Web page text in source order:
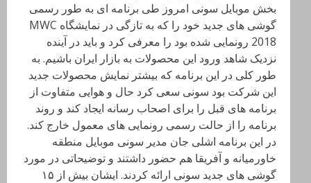
بخش موبایل سونی امروز طی برنامه ای به طور رسمی
گوشی های جدید خود را که به تازگی در نمایشگاه MWC
2018 رونمایی شده بود را معرفی کرد و باید در آینده
نزدیک شاهد ورود این محصولات به بازار ایران باشیم. به
طور کلی در این برنامه که بیشتر نمایش محصولات جدید
این شرکت بود سونی سعی کرد حال و هوایی متفاوت از
برنامه های قبل را برای اصحاب رسانه ایجاد کند و روند
برنامه را از حالت رسمی رونمایی های معمول خارج کند.
در این برنامه اشلی جان مدیر سونی موبایل منطقه
خاورمیانه و آفریقا هم حضور داشتند و توضیحاتی در مورد
گوشی های جدید سونی ارائه کردند. ایشان بیش از ۱۵